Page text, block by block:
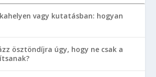
vagy kutatásban: hogyan
ösztöndíjra úgy, hogy ne csak a